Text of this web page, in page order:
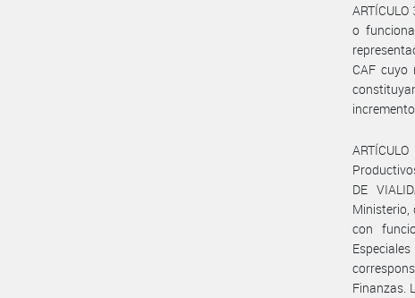
o
CAF cuyo
DE
Ministerio,
con
Finanzas.